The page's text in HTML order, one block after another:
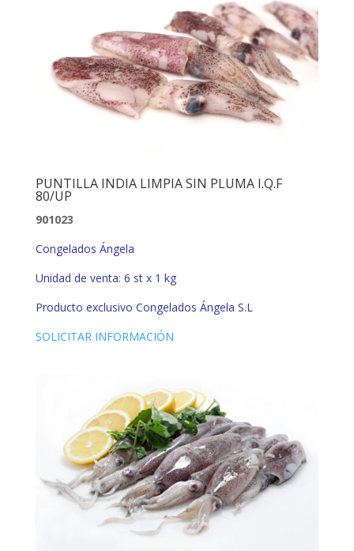
PUNTILLA INDIA LIMPIA SIN PLUMA I.Q.F
80/UP
901023
Congelados Ángela
Unidad de venta: 6 st x 1 kg
Producto exclusivo Congelados Ángela S.L
SOLICITAR INFORMACIÓN